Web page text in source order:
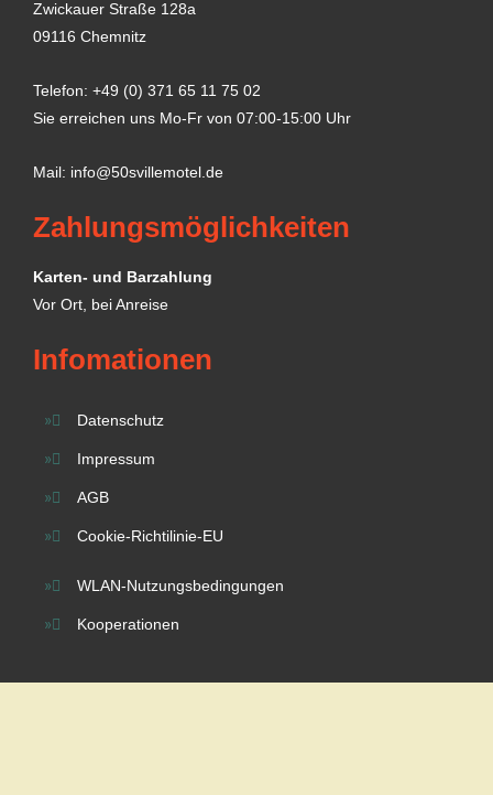
Zwickauer Straße 128a
09116 Chemnitz
Telefon: +49 (0) 371 65 11 75 02
Sie erreichen uns Mo-Fr von 07:00-15:00 Uhr
Mail: info@50svillemotel.de
Zahlungsmöglichkeiten
Karten- und Barzahlung
Vor Ort, bei Anreise
Infomationen
Datenschutz
Impressum
AGB
Cookie-Richtilinie-EU
WLAN-Nutzungsbedingungen
Kooperationen